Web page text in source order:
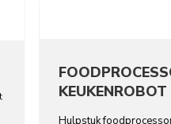
KEUKENROBOT
Hulpstuk